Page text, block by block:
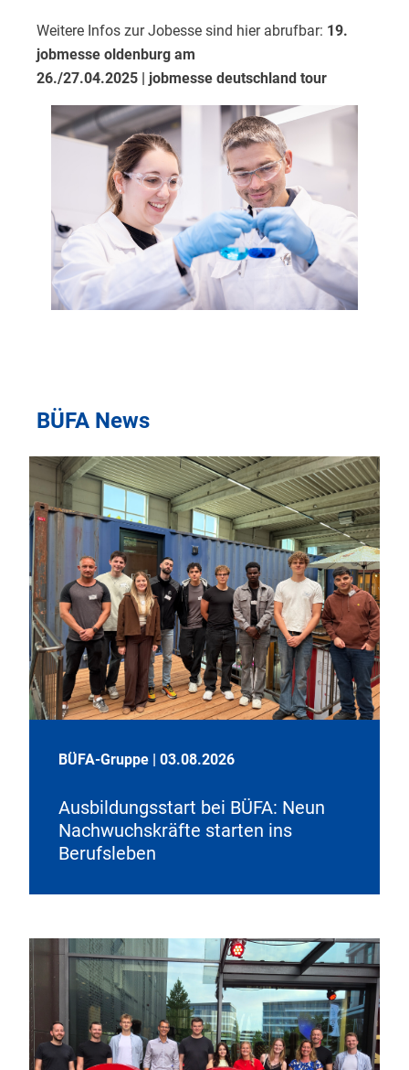
Weitere Infos zur Jobesse sind hier abrufbar: 19.
jobmesse oldenburg am
26./27.04.2025 | jobmesse deutschland tour
BÜFA News
BÜFA-Gruppe | 03.08.2026
Ausbildungsstart bei BÜFA: Neun
Nachwuchskräfte starten ins
Berufsleben